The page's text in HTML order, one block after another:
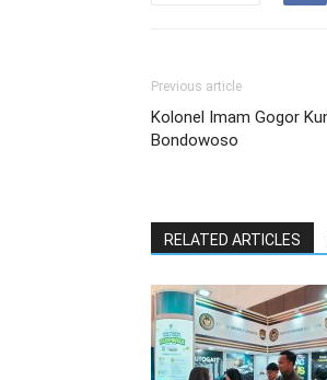
Previous article
Kolonel Imam Gogor
Bondowoso
RELATED ARTICLES